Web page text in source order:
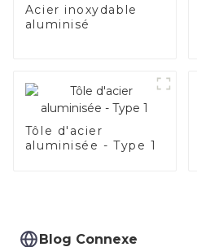
Acier inoxydable
aluminisé
Tôle d'acier
aluminisée - Type 1
Blog Connexe